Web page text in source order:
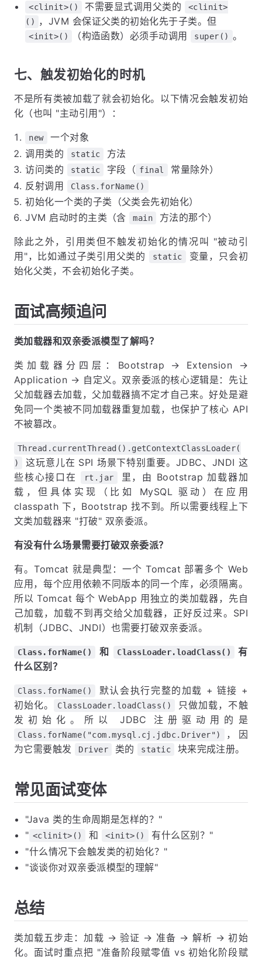
<clinit>() 不需要显式调用父类的
<clinit>
()
，JVM 会保证父类的初始化先于子类。但
<init>() （构造函数）必须手动调用 super() 。
七、触发初始化的时机
不是所有类被加载了就会初始化。以下情况会触发初始
化（也叫 "主动引用"）：
new
一个对象
调用类的
static
方法
访问类的
static 字段（ final
常量除外）
反射调用
Class.forName()
初始化一个类的子类（父类会先初始化）
JVM 启动时的主类（含
main 方法的那个）
除此之外，引用类但不触发初始化的情况叫 "被动引
用"，比如通过子类引用父类的
static
变量，只会初
始化父类，不会初始化子类。
面试高频追问
类加载器和双亲委派模型了解吗？
类加载器分四层：Bootstrap → Extension →
Application → 自定义。双亲委派的核心逻辑是：先让
父加载器去加载，父加载器搞不定才自己来。好处是避
免同一个类被不同加载器重复加载，也保护了核心 API
不被篡改。
Thread.currentThread().getContextClassLoader(
)
这玩意儿在 SPI 场景下特别重要。JDBC、JNDI 这
些核心接口在
rt.jar
里，由 Bootstrap 加载器加
载，但具体实现（比如 MySQL 驱动）在应用
classpath 下，Bootstrap 找不到。所以需要线程上下
文类加载器来 "打破" 双亲委派。
有没有什么场景需要打破双亲委派？
有。Tomcat 就是典型：一个 Tomcat 部署多个 Web
应用，每个应用依赖不同版本的同一个库，必须隔离。
所以 Tomcat 每个 WebApp 用独立的类加载器，先自
己加载，加载不到再交给父加载器，正好反过来。SPI
机制（JDBC、JNDI）也需要打破双亲委派。
Class.forName() 和 ClassLoader.loadClass()
有
什么区别？
Class.forName()
默认会执行完整的加载 + 链接 +
初始化。
ClassLoader.loadClass()
只做加载，不触
发初始化。所以 JDBC 注册驱动用的是
Class.forName("com.mysql.cj.jdbc.Driver")
，因
为它需要触发
Driver 类的 static 块来完成注册。
常见面试变体
"Java 类的生命周期是怎样的？"
" <clinit>() 和 <init>()
有什么区别？"
"什么情况下会触发类的初始化？"
"谈谈你对双亲委派模型的理解"
总结
类加载五步走：加载 → 验证 → 准备 → 解析 → 初始
化。面试时重点把 "准备阶段赋零值 vs 初始化阶段赋